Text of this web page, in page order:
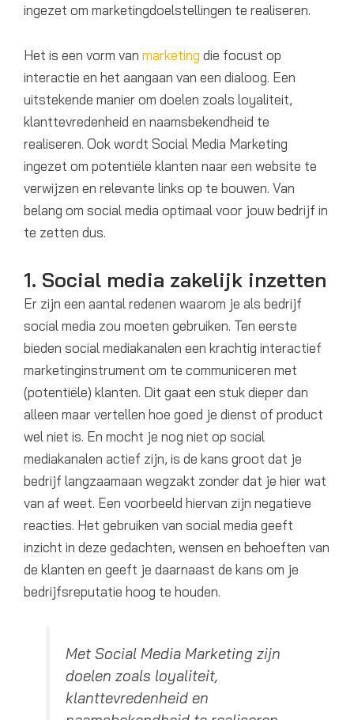
ingezet om marketingdoelstellingen te realiseren.
Het is een vorm van marketing die focust op
interactie en het aangaan van een dialoog. Een
uitstekende manier om doelen zoals loyaliteit,
klanttevredenheid en naamsbekendheid te
realiseren. Ook wordt Social Media Marketing
ingezet om potentiële klanten naar een website te
verwijzen en relevante links op te bouwen. Van
belang om social media optimaal voor jouw bedrijf in
te zetten dus.
1. Social media zakelijk inzetten
Er zijn een aantal redenen waarom je als bedrijf
social media zou moeten gebruiken. Ten eerste
bieden social mediakanalen een krachtig interactief
marketinginstrument om te communiceren met
(potentiële) klanten. Dit gaat een stuk dieper dan
alleen maar vertellen hoe goed je dienst of product
wel niet is. En mocht je nog niet op social
mediakanalen actief zijn, is de kans groot dat je
bedrijf langzaamaan wegzakt zonder dat je hier wat
van af weet. Een voorbeeld hiervan zijn negatieve
reacties. Het gebruiken van social media geeft
inzicht in deze gedachten, wensen en behoeften van
de klanten en geeft je daarnaast de kans om je
bedrijfsreputatie hoog te houden.
Met Social Media Marketing zijn
doelen zoals loyaliteit,
klanttevredenheid en